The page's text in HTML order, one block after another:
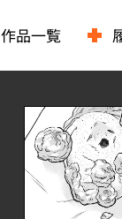
作品一覧